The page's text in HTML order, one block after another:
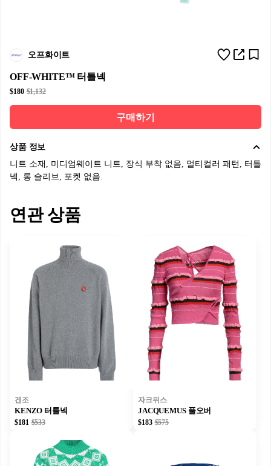
오프화이트
OFF-WHITE™ 터틀넥
$180 $1,132
구매하기
상품 정보
니트 소재, 미디엄웨이트 니트, 장식 부착 없음, 멀티컬러 패턴, 터틀
넥, 롱 슬리브, 포켓 없음.
연관 상품
겐조
KENZO 터틀넥
$181 $533
자크뮈스
JACQUEMUS 풀오버
$183 $575